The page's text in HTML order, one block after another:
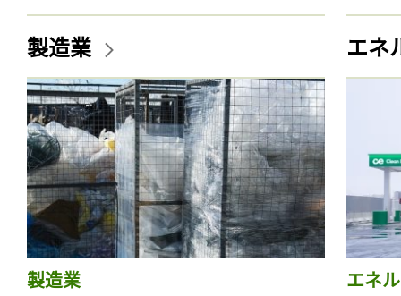
製造業
製造業
エネ
エネ